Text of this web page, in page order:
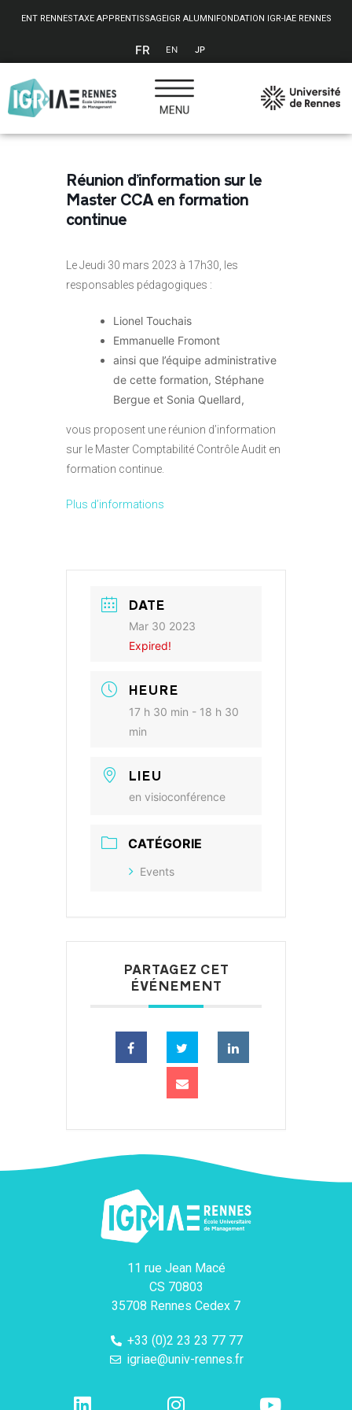
ENT RENNESTAXE APPRENTISSAGEIGR ALUMNIFONDATION IGR-IAE RENNES
FR EN JP
Réunion d’information sur le
Master CCA en formation
continue
Le Jeudi 30 mars 2023 à 17h30, les
responsables pédagogiques :
Lionel Touchais
Emmanuelle Fromont
ainsi que l’équipe administrative
de cette formation, Stéphane
Bergue et Sonia Quellard,
vous proposent une réunion d’information
sur le Master Comptabilité Contrôle Audit en
formation continue.
Plus d’informations
DATE
Mar 30 2023
Expired!
HEURE
17 h 30 min - 18 h 30
min
LIEU
en visioconférence
CATÉGORIE
Events
PARTAGEZ CET
ÉVÉNEMENT
11 rue Jean Macé
CS 70803
35708 Rennes Cedex 7
+33 (0)2 23 23 77 77
igriae@univ-rennes.fr